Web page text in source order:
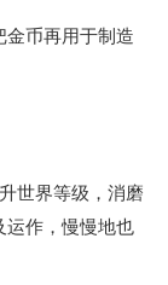
金币再用于制造
世界等级，消磨
运作，慢慢地也